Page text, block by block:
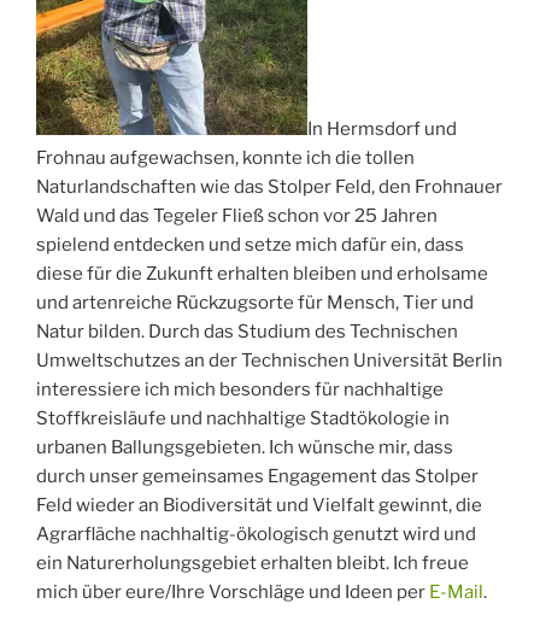
In Hermsdorf und
Frohnau aufgewachsen, konnte ich die tollen
Naturlandschaften wie das Stolper Feld, den Frohnauer
Wald und das Tegeler Fließ schon vor 25 Jahren
spielend entdecken und setze mich dafür ein, dass
diese für die Zukunft erhalten bleiben und erholsame
und artenreiche Rückzugsorte für Mensch, Tier und
Natur bilden. Durch das Studium des Technischen
Umweltschutzes an der Technischen Universität Berlin
interessiere ich mich besonders für nachhaltige
Stoffkreisläufe und nachhaltige Stadtökologie in
urbanen Ballungsgebieten. Ich wünsche mir, dass
durch unser gemeinsames Engagement das Stolper
Feld wieder an Biodiversität und Vielfalt gewinnt, die
Agrarfläche nachhaltig-ökologisch genutzt wird und
ein Naturerholungsgebiet erhalten bleibt. Ich freue
mich über eure/Ihre Vorschläge und Ideen per E-Mail.